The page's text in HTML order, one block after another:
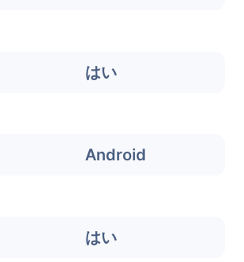
はい
Android
はい